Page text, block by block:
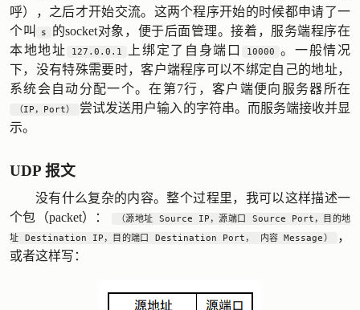
呼），之后才开始交流。这两个程序开始的时候都申请了一
个叫
s
的socket对象，便于后面管理。接着，服务端程序在
本地地址
127.0.0.1 上绑定了自身端口 10000
。一般情况
下，没有特殊需要时，客户端程序可以不绑定自己的地址，
系统会自动分配一个。在第7行，客户端便向服务器所在
（IP，Port）
尝试发送用户输入的字符串。而服务端接收并显
示。
UDP 报文
没有什么复杂的内容。整个过程里，我可以这样描述一
个包（packet）：
（源地址 Source IP，源端口 Source Port，目的地
址 Destination IP，目的端口 Destination Port， 内容 Message）
，
或者这样写：